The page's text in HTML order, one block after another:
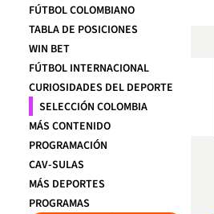
FÚTBOL COLOMBIANO
TABLA DE POSICIONES
WIN BET
FÚTBOL INTERNACIONAL
CURIOSIDADES DEL DEPORTE
SELECCIÓN COLOMBIA
MÁS CONTENIDO
PROGRAMACIÓN
CAV-SULAS
MÁS DEPORTES
PROGRAMAS